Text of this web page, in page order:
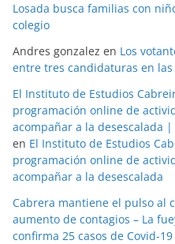
Losada busca familias con
colegio
Andres gonzalez en Los
entre tres candidaturas en
El Instituto de Estudios
programación online de
acompañar a la desescalada
en El Instituto de Estudios
programación online de
acompañar a la desescalada
Cabrera mantiene el pulso al
aumento de contagios – La
confirma 25 casos de Covid-